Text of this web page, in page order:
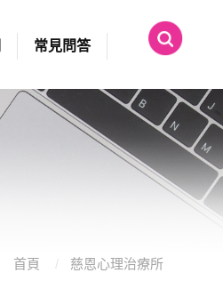
常見問答
首頁 慈恩心理治療所